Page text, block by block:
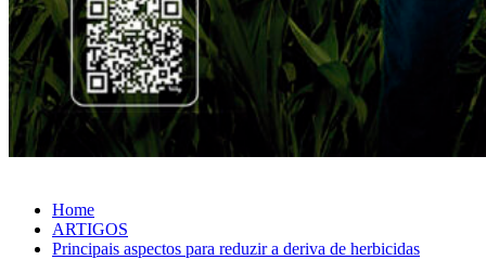
Home
ARTIGOS
Principais aspectos para reduzir a deriva de herbicidas